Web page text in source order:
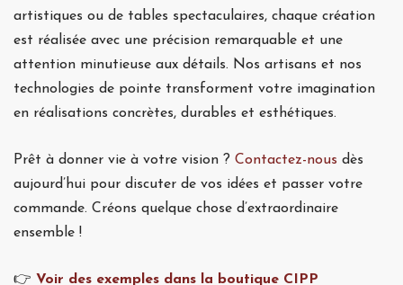
artistiques ou de tables spectaculaires, chaque création
est réalisée avec une précision remarquable et une
attention minutieuse aux détails. Nos artisans et nos
technologies de pointe transforment votre imagination
en réalisations concrètes, durables et esthétiques.
Prêt à donner vie à votre vision ? Contactez-nous dès
aujourd’hui pour discuter de vos idées et passer votre
commande. Créons quelque chose d’extraordinaire
ensemble !
👉 Voir des exemples dans la boutique CIPP